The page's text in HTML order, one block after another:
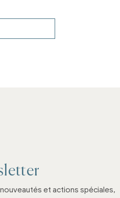
et actions spéciales,